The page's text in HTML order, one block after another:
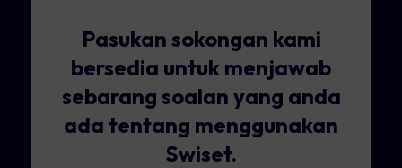
Pasukan sokongan kami
bersedia untuk menjawab
sebarang soalan yang anda
ada tentang menggunakan
Swiset.